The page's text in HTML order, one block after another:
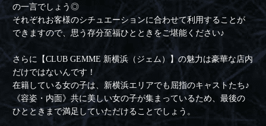
の一言でしょう◎
それぞれお客様のシチュエーションに合わせて利用することが
できますので、思う存分至福ひとときをご堪能ください♪
さらに【CLUB GEMME 新横浜（ジェム）】の魅力は豪華な店内
だけではないんです！
在籍している女の子は、新横浜エリアでも屈指のキャストたち♪
《容姿・内面》共に美しい女の子が集まっているため、最後の
ひとときまで満足していただけることでしょう。